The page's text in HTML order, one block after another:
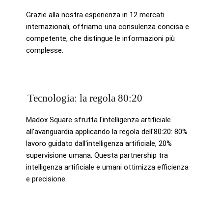
Grazie alla nostra esperienza in 12 mercati
internazionali, offriamo una consulenza concisa e
competente, che distingue le informazioni più
complesse.
Tecnologia: la regola 80:20
Madox Square sfrutta l'intelligenza artificiale
all'avanguardia applicando la regola dell'80:20: 80%
lavoro guidato dall'intelligenza artificiale, 20%
supervisione umana. Questa partnership tra
intelligenza artificiale e umani ottimizza efficienza
e precisione.